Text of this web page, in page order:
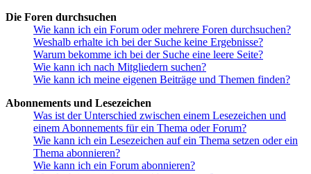
Die Foren durchsuchen
Wie kann ich ein Forum oder mehrere Foren durchsuchen?
Weshalb erhalte ich bei der Suche keine Ergebnisse?
Warum bekomme ich bei der Suche eine leere Seite?
Wie kann ich nach Mitgliedern suchen?
Wie kann ich meine eigenen Beiträge und Themen finden?
Abonnements und Lesezeichen
Was ist der Unterschied zwischen einem Lesezeichen und
einem Abonnements für ein Thema oder Forum?
Wie kann ich ein Lesezeichen auf ein Thema setzen oder ein
Thema abonnieren?
Wie kann ich ein Forum abonnieren?